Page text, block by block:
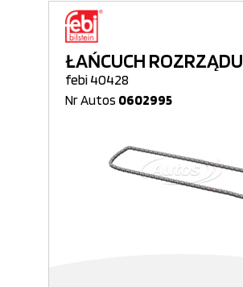
ŁAŃCUCH ROZRZĄDU
febi 40428
Nr Autos 0602995